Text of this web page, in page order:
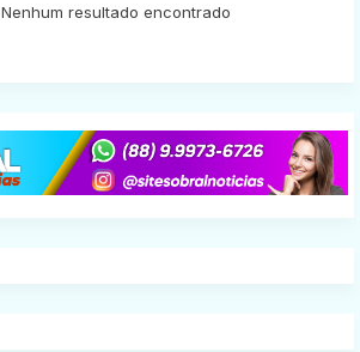
Nenhum resultado encontrado